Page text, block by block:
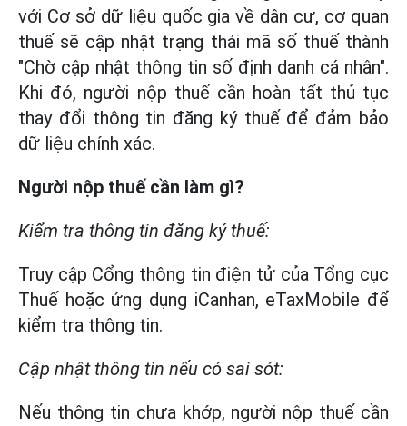
với Cơ sở dữ liệu quốc gia về dân cư, cơ quan
thuế sẽ cập nhật trạng thái mã số thuế thành
"Chờ cập nhật thông tin số định danh cá nhân".
Khi đó, người nộp thuế cần hoàn tất thủ tục
thay đổi thông tin đăng ký thuế để đảm bảo
dữ liệu chính xác.
Người nộp thuế cần làm gì?
Kiểm tra thông tin đăng ký thuế:
Truy cập Cổng thông tin điện tử của Tổng cục
Thuế hoặc ứng dụng iCanhan, eTaxMobile để
kiểm tra thông tin.
Cập nhật thông tin nếu có sai sót:
Nếu thông tin chưa khớp, người nộp thuế cần